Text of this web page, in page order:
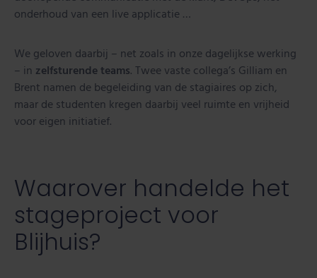
onderhoud van een live applicatie …
We geloven daarbij – net zoals in onze dagelijkse werking
– in zelfsturende teams. Twee vaste collega’s Gilliam en
Brent namen de begeleiding van de stagiaires op zich,
maar de studenten kregen daarbij veel ruimte en vrijheid
voor eigen initiatief.
Waarover handelde het
stageproject voor
Blijhuis?